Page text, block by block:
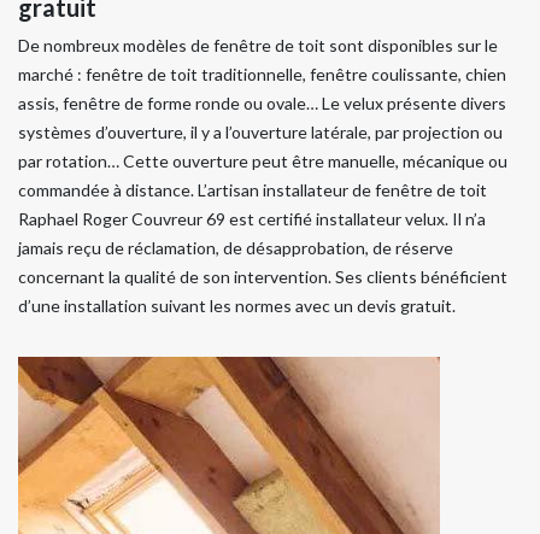
gratuit
De nombreux modèles de fenêtre de toit sont disponibles sur le
marché : fenêtre de toit traditionnelle, fenêtre coulissante, chien
assis, fenêtre de forme ronde ou ovale… Le velux présente divers
systèmes d’ouverture, il y a l’ouverture latérale, par projection ou
par rotation… Cette ouverture peut être manuelle, mécanique ou
commandée à distance. L’artisan installateur de fenêtre de toit
Raphael Roger Couvreur 69 est certifié installateur velux. Il n’a
jamais reçu de réclamation, de désapprobation, de réserve
concernant la qualité de son intervention. Ses clients bénéficient
d’une installation suivant les normes avec un devis gratuit.